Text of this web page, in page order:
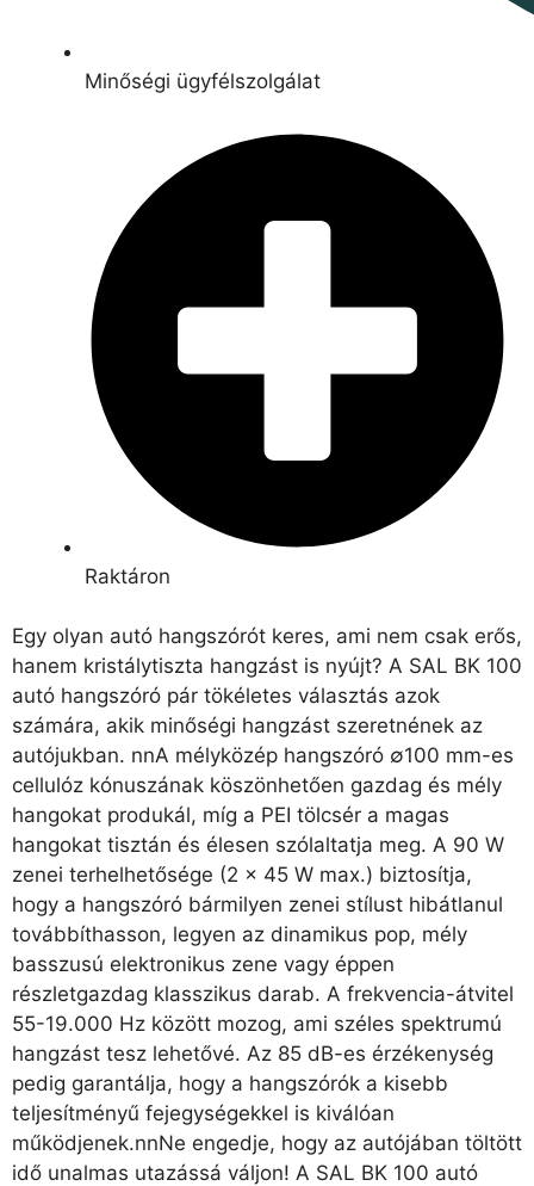
Minőségi ügyfélszolgálat
Raktáron
Egy olyan autó hangszórót keres, ami nem csak erős,
hanem kristálytiszta hangzást is nyújt? A SAL BK 100
autó hangszóró pár tökéletes választás azok
számára, akik minőségi hangzást szeretnének az
autójukban. nnA mélyközép hangszóró ∅100 mm-es
cellulóz kónuszának köszönhetően gazdag és mély
hangokat produkál, míg a PEI tölcsér a magas
hangokat tisztán és élesen szólaltatja meg. A 90 W
zenei terhelhetősége (2 x 45 W max.) biztosítja,
hogy a hangszóró bármilyen zenei stílust hibátlanul
továbbíthasson, legyen az dinamikus pop, mély
basszusú elektronikus zene vagy éppen
részletgazdag klasszikus darab. A frekvencia-átvitel
55-19.000 Hz között mozog, ami széles spektrumú
hangzást tesz lehetővé. Az 85 dB-es érzékenység
pedig garantálja, hogy a hangszórók a kisebb
teljesítményű fejegységekkel is kiválóan
működjenek.nnNe engedje, hogy az autójában töltött
idő unalmas utazássá váljon! A SAL BK 100 autó